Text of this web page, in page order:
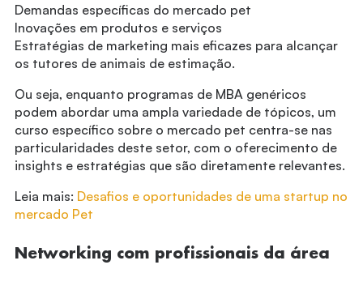
Demandas específicas do mercado pet
Inovações em produtos e serviços
Estratégias de marketing mais eficazes para alcançar
os tutores de animais de estimação.
Ou seja, enquanto programas de MBA genéricos
podem abordar uma ampla variedade de tópicos, um
curso específico sobre o mercado pet centra-se nas
particularidades deste setor, com o oferecimento de
insights e estratégias que são diretamente relevantes.
Leia mais: Desafios e oportunidades de uma startup no
mercado Pet
Networking com profissionais da área